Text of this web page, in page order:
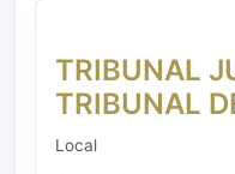
TRIBUNAL
TRIBUNAL
Local